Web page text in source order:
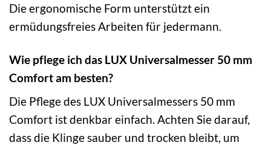
Die ergonomische Form unterstützt ein
ermüdungsfreies Arbeiten für jedermann.
Wie pflege ich das LUX Universalmesser 50 mm
Comfort am besten?
Die Pflege des LUX Universalmessers 50 mm
Comfort ist denkbar einfach. Achten Sie darauf,
dass die Klinge sauber und trocken bleibt, um